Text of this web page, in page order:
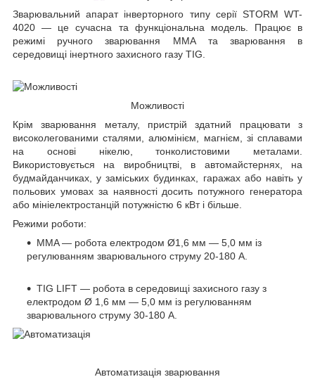
Зварювальний апарат інверторного типу серії STORM WT-
4020 — це сучасна та функціональна модель. Працює в
режимі ручного зварювання ММА та зварювання в
середовищі інертного захисного газу TIG.
Можливості
Крім зварювання металу, пристрій здатний працювати з
високолегованими сталями, алюмінієм, магнієм, зі сплавами
на основі нікелю, тонколистовими металами.
Використовується на виробництві, в автомайстернях, на
будмайданчиках, у заміських будинках, гаражах або навіть у
польових умовах за наявності досить потужного генератора
або мініелектростанцій потужністю 6 кВт і більше.
Режими роботи:
MMA — робота електродом Ø1,6 мм — 5,0 мм із
регулюванням зварювального струму 20-180 А.
TIG LIFT — робота в середовищі захисного газу з
електродом Ø 1,6 мм — 5,0 мм із регулюванням
зварювального струму 30-180 А.
Автоматизація зварювання